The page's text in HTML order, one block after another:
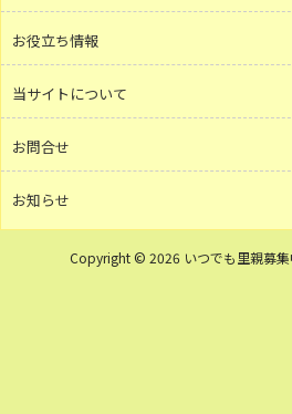
お役立ち情報
当サイトについて
お問合せ
お知らせ
Copyright © 2026 いつでも里親募集